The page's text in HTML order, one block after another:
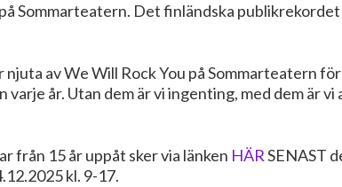
Sommarteatern. Det finländska
av We Will Rock You på Sommarteatern
år. Utan dem är vi ingenting, med dem är
från 15 år uppåt sker via länken HÄRSENAST
kl. 9-17.